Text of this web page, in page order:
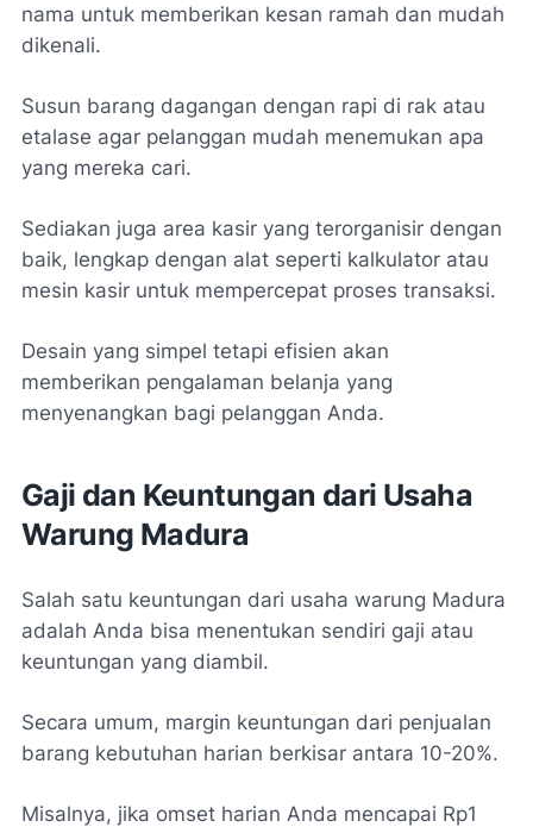
nama untuk memberikan kesan ramah dan mudah
dikenali.
Susun barang dagangan dengan rapi di rak atau
etalase agar pelanggan mudah menemukan apa
yang mereka cari.
Sediakan juga area kasir yang terorganisir dengan
baik, lengkap dengan alat seperti kalkulator atau
mesin kasir untuk mempercepat proses transaksi.
Desain yang simpel tetapi efisien akan
memberikan pengalaman belanja yang
menyenangkan bagi pelanggan Anda.
Gaji dan Keuntungan dari Usaha
Warung Madura
Salah satu keuntungan dari usaha warung Madura
adalah Anda bisa menentukan sendiri gaji atau
keuntungan yang diambil.
Secara umum, margin keuntungan dari penjualan
barang kebutuhan harian berkisar antara 10-20%.
Misalnya, jika omset harian Anda mencapai Rp1